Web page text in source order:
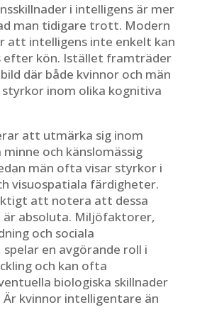
i intelligens är mer
man tidigare trott. Modern
att intelligens inte enkelt kan
efter kön. Istället framträder
där både kvinnor och män
styrkor inom olika kognitiva
att utmärka sig inom
och känslomässig
män ofta visar styrkor i
visuospatiala färdigheter.
att notera att dessa
är absoluta. Miljöfaktorer,
och sociala
en avgörande roll i
och kan ofta
biologiska skillnader
Är kvinnor intelligentare än